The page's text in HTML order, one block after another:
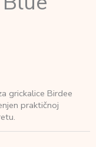
grickalice Birdee
praktičnoj